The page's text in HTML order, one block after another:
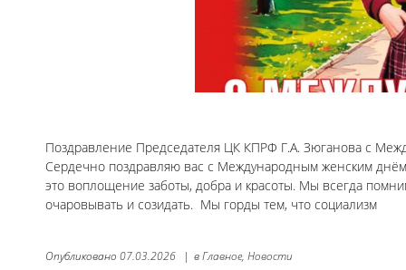
Поздравление Председателя ЦК КПРФ Г.А. Зюганова с
Сердечно поздравляю вас с Международным женским
это воплощение заботы, добра и красоты. Мы всегда
очаровывать и созидать. Мы горды тем, что социализм
Опубликовано 07.03.2026 | вГлавное, Новости